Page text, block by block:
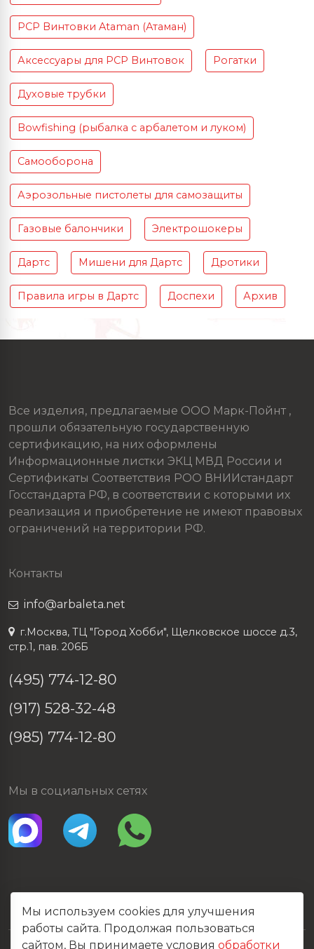
PCP Винтовки Ataman (Атаман)
Аксессуары для PCP Винтовок Рогатки
Духовые трубки
Bowfishing (рыбалка с арбалетом и луком)
Самооборона
Аэрозольные пистолеты для самозащиты
Газовые балончики Электрошокеры
Дартс Мишени для Дартс Дротики
Правила игры в Дартс Доспехи Архив
Все изделия, предлагаемые ООО Марк-Пойнт ,
прошли обязательную государственную
сертификацию, на них оформлены
Информационные листки ЭКЦ МВД России и
Сертификаты Соответствия РОО ВНИИстандарт
Госстандарта РФ, в соответствии с которыми их
реализация и приобретение не имеют правовых
ограничений на территории РФ.
Контакты
info@arbaleta.net
г.Москва, ТЦ "Город Хобби", Щелковское шоссе д.3,
стр.1, пав. 206Б
(495) 774-12-80
(917) 528-32-48
(985) 774-12-80
Мы в социальных сетях
Мы используем cookies для улучшения
работы сайта. Продолжая пользоваться
сайтом, Вы принимаете условия обработки